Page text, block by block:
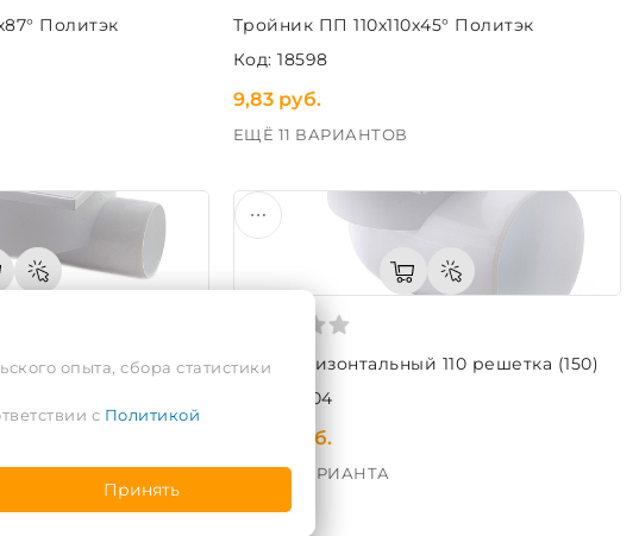
Политэк
Тройник ПП 110х110х45° Политэк
Код: 18598
9,83 руб.
ЕЩЁ 11 ВАРИАНТОВ
50 решетка (150)
Трап горизонтальный 110 решетка (150)
Код: 42404
14,70 руб.
ЕЩЁ 3 ВАРИАНТА
опыта, сбора статистики
с Политикой
Принять